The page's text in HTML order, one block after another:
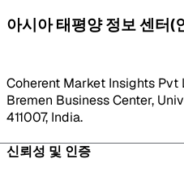
아시아 태평양 정보 센터(
Coherent Market Insights
Bremen Business Center,
411007, India.
신뢰성 및 인증